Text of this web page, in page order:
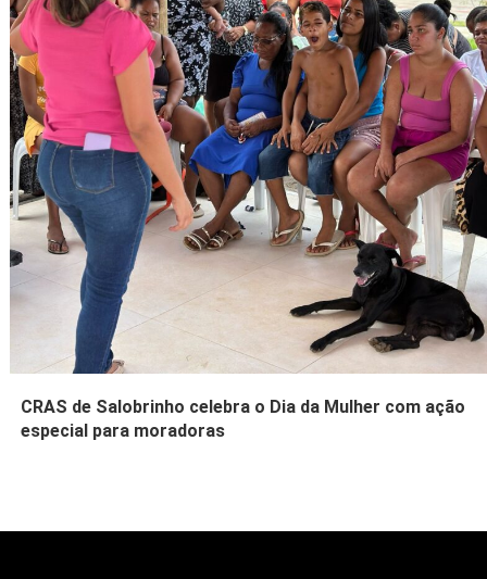
CRAS de Salobrinho celebra o Dia da Mulher com ação
especial para moradoras